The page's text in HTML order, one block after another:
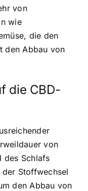
von
wie
die den
den Abbau von
die CBD-
von
des Schlafs
Stoffwechsel
den Abbau von